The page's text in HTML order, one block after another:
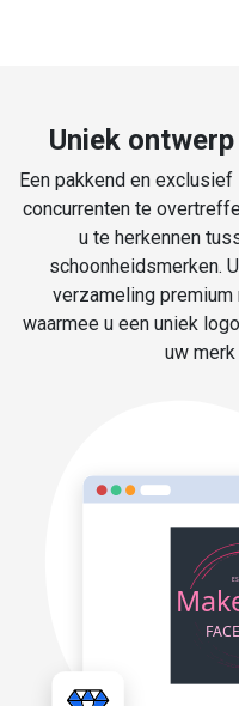
Uniek
Een pakkend en
concurrenten te
u te herkennen
schoonheidsmerken.
verzameling
waarmee u een uniek
uw